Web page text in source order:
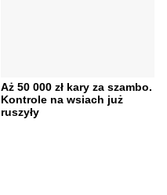
Aż 50 000 zł kary za szambo.
Kontrole na wsiach już
ruszyły